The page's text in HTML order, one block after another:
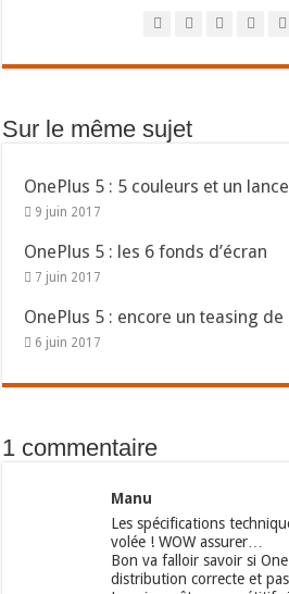
Sur le même sujet
OnePlus 5 : 5 couleurs et un
9 juin 2017
OnePlus 5 : les 6 fonds d’écran
7 juin 2017
OnePlus 5 : encore un teasing
6 juin 2017
1 commentaire
Manu
Les spécifications
volée ! WOW assurer…
Bon va falloir savoir si
distribution correcte et